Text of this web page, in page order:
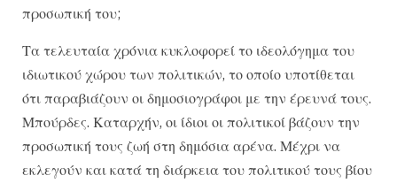
προσωπική του;
Τα τελευταία χρόνια κυκλοφορεί το ιδεολόγημα του
ιδιωτικού χώρου των πολιτικών, το οποίο υποτίθεται
ότι παραβιάζουν οι δημοσιογράφοι με την έρευνά τους.
Μπούρδες. Καταρχήν, οι ίδιοι οι πολιτικοί βάζουν την
προσωπική τους ζωή στη δημόσια αρένα. Μέχρι να
εκλεγούν και κατά τη διάρκεια του πολιτικού τους βίου